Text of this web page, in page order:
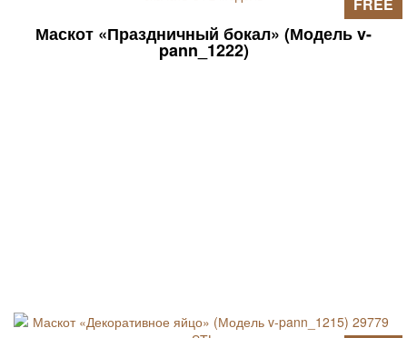
Маскот «Праздничный бокал» (Модель v-
pann_1222)